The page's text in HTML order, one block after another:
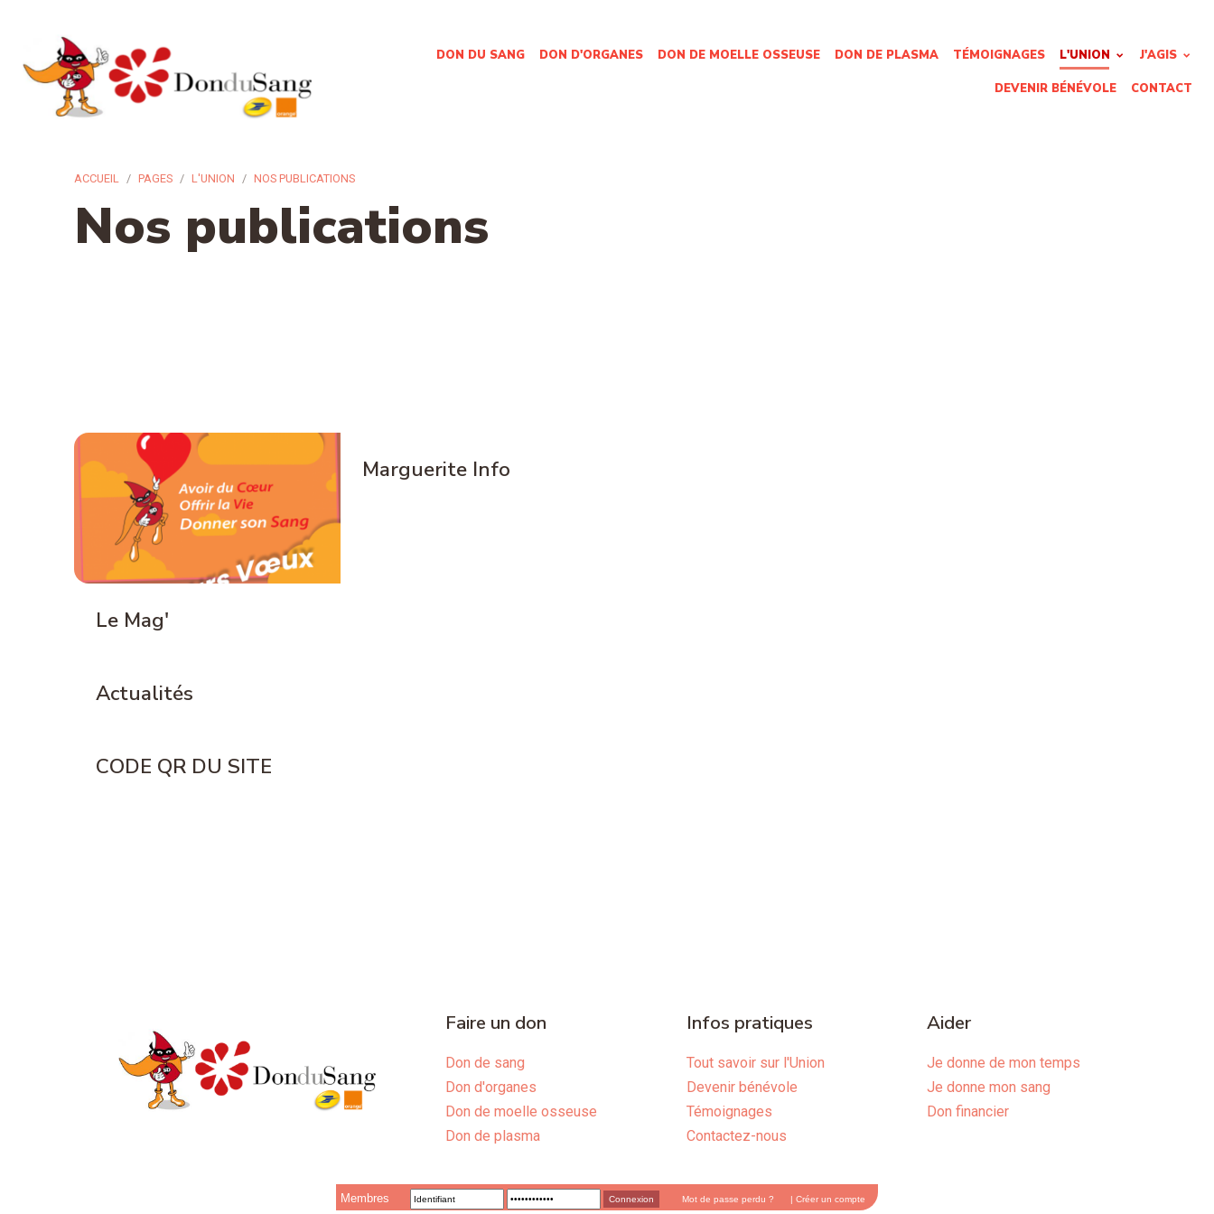
DON DU SANG DON D'ORGANES DON DE MOELLE OSSEUSE DON DE PLASMA TÉMOIGNAGES L'UNION J'AGIS
DEVENIR BÉNÉVOLE CONTACT
ACCUEIL PAGES L'UNION NOS PUBLICATIONS
Nos publications
Marguerite Info
Le Mag'
Actualités
CODE QR DU SITE
Faire un don
Don de sang
Don d'organes
Don de moelle osseuse
Don de plasma
Infos pratiques
Tout savoir sur l'Union
Devenir bénévole
Témoignages
Contactez-nous
Aider
Je donne de mon temps
Je donne mon sang
Don financier
Membres Mot de passe perdu ? | Créer un compte